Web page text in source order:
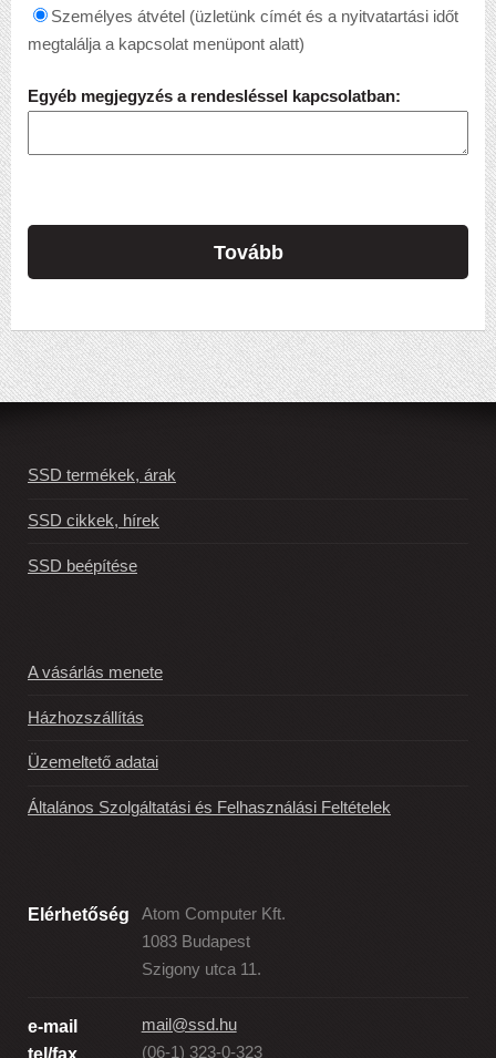
Személyes átvétel (üzletünk címét és a nyitvatartási időt
megtalálja a kapcsolat menüpont alatt)
Egyéb megjegyzés a rendesléssel kapcsolatban:
Tovább
SSD termékek, árak
SSD cikkek, hírek
SSD beépítése
A vásárlás menete
Házhozszállítás
Üzemeltető adatai
Általános Szolgáltatási és Felhasználási Feltételek
Elérhetőség
Atom Computer Kft.
1083 Budapest
Szigony utca 11.
e-mail
tel/fax
mail@ssd.hu
(06-1) 323-0-323